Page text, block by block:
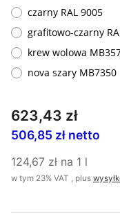
czarny RAL 9005
grafitowo-czarny
krew wolowa
nova szary MB7350
623,43 zł
506,85 zł netto
124,67 zł na 1 l
w tym 23% VAT , plus